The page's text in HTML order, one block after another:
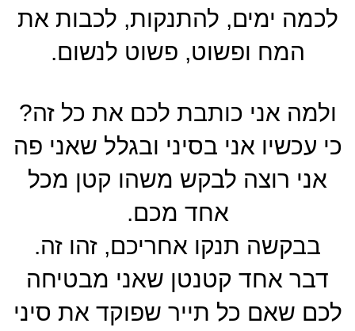
לכמה ימים, להתנקות, לכבות את
המח ופשוט, פשוט לנשום.
ולמה אני כותבת לכם את כל זה?
כי עכשיו אני בסיני ובגלל שאני פה
אני רוצה לבקש משהו קטן מכל
אחד מכם.
בבקשה תנקו אחריכם, זהו זה.
דבר אחד קטנטן שאני מבטיחה
לכם שאם כל תייר שפוקד את סיני